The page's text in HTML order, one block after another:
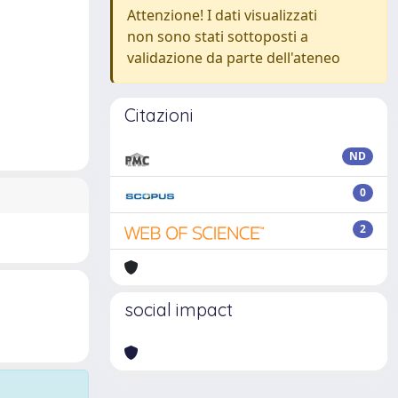
Attenzione! I dati visualizzati
non sono stati sottoposti a
validazione da parte dell'ateneo
Citazioni
ND
0
2
social impact